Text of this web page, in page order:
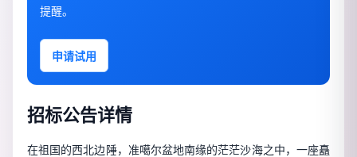
提醒。
申请试用
招标公告详情
在祖国的西北边陲，准噶尔盆地南缘的茫茫沙海之中，一座矗